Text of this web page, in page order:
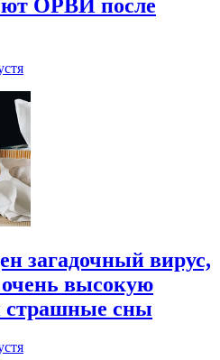
ОРВИ после
загадочный вирус,
высокую
страшные сны